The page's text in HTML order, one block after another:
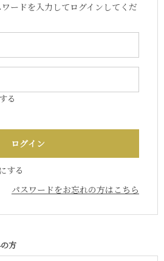
ードを入力してログインしてくだ
る
する
パスワードをお忘れの方はこちら
方